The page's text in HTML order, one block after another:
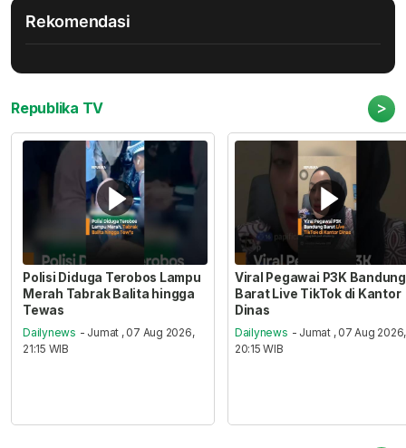
Rekomendasi
Republika TV >
Polisi Diduga Terobos Lampu
Merah Tabrak Balita hingga
Tewas
Dailynews - Jumat , 07 Aug 2026,
21:15 WIB
Viral Pegawai P3K Bandung
Barat Live TikTok di Kantor
Dinas
Dailynews - Jumat , 07 Aug 2026,
20:15 WIB